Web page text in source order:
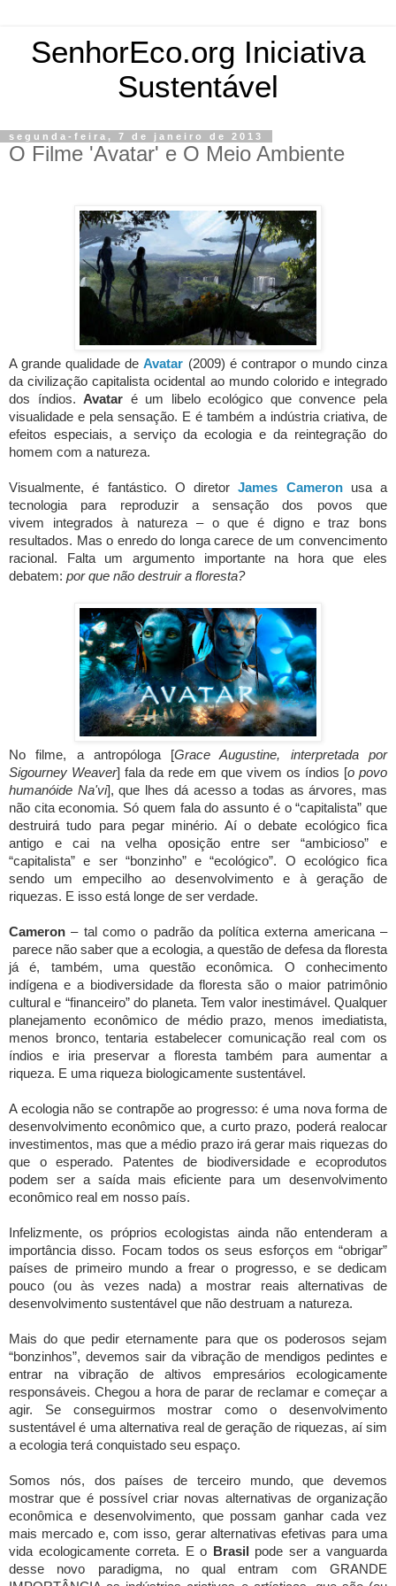
SenhorEco.org Iniciativa
Sustentável
segunda-feira, 7 de janeiro de 2013
O Filme 'Avatar' e O Meio Ambiente
A grande qualidade deAvatar (2009) é contrapor o mundo cinza
da civilização capitalista ocidental ao mundo colorido e integrado
dos índios.Avatar é um libelo ecológico que convence pela
visualidade e pela sensação. E é também a indústria criativa, de
efeitos especiais, a serviço da ecologia e da reintegração do
homem com a natureza.
Visualmente, é fantástico. O diretorJames Cameronusa a
tecnologia para reproduzir a sensação dos povos que
vivem integrados à natureza – o que é digno e traz bons
resultados. Mas o enredo do longa carece de um convencimento
racional. Falta um argumento importante na hora que eles
debatem: por que não destruir a floresta?
No filme, a antropóloga [Grace Augustine, interpretada por
Sigourney Weaver] fala da rede em que vivem os índios [o povo
humanóide Na'vi], que lhes dá acesso a todas as árvores, mas
não cita economia. Só quem fala do assunto é o “capitalista” que
destruirá tudo para pegar minério. Aí o debate ecológico fica
antigo e cai na velha oposição entre ser “ambicioso” e
“capitalista” e ser “bonzinho” e “ecológico”. O ecológico fica
sendo um empecilho ao desenvolvimento e à geração de
riquezas. E isso está longe de ser verdade.
Cameron – tal como o padrão da política externa americana –
parece não saber que a ecologia, a questão de defesa da floresta
já é, também, uma questão econômica. O conhecimento
indígena e a biodiversidade da floresta são o maior patrimônio
cultural e “financeiro” do planeta. Tem valor inestimável. Qualquer
planejamento econômico de médio prazo, menos imediatista,
menos bronco, tentaria estabelecer comunicação real com os
índios e iria preservar a floresta também para aumentar a
riqueza. E uma riqueza biologicamente sustentável.
A ecologia não se contrapõe ao progresso: é uma nova forma de
desenvolvimento econômico que, a curto prazo, poderá realocar
investimentos, mas que a médio prazo irá gerar mais riquezas do
que o esperado. Patentes de biodiversidade e ecoprodutos
podem ser a saída mais eficiente para um desenvolvimento
econômico real em nosso país.
Infelizmente, os próprios ecologistas ainda não entenderam a
importância disso. Focam todos os seus esforços em “obrigar”
países de primeiro mundo a frear o progresso, e se dedicam
pouco (ou às vezes nada) a mostrar reais alternativas de
desenvolvimento sustentável que não destruam a natureza.
Mais do que pedir eternamente para que os poderosos sejam
“bonzinhos”, devemos sair da vibração de mendigos pedintes e
entrar na vibração de altivos empresários ecologicamente
responsáveis. Chegou a hora de parar de reclamar e começar a
agir. Se conseguirmos mostrar como o desenvolvimento
sustentável é uma alternativa real de geração de riquezas, aí sim
a ecologia terá conquistado seu espaço.
Somos nós, dos países de terceiro mundo, que devemos
mostrar que é possível criar novas alternativas de organização
econômica e desenvolvimento, que possam ganhar cada vez
mais mercado e, com isso, gerar alternativas efetivas para uma
vida ecologicamente correta. E o Brasil pode ser a vanguarda
desse novo paradigma, no qual entram com GRANDE